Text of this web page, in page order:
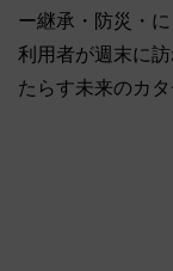
ー継承・防災・
利用者が週末に
たらす未来のカタ